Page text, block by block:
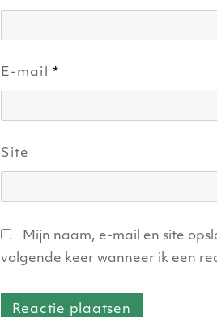
E-mail*
Site
Mijn naam, e-mail en site
volgende keer wanneer ik een